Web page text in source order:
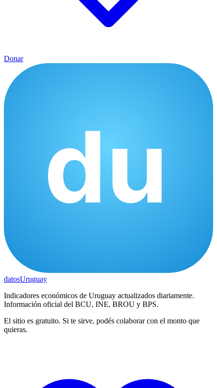
Donar
datosUruguay
Indicadores económicos de Uruguay actualizados diariamente.
Información oficial del BCU, INE, BROU y BPS.
El sitio es gratuito. Si te sirve, podés colaborar con el monto que
quieras.